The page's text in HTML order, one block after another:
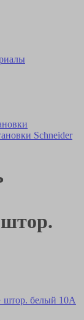
Schneider